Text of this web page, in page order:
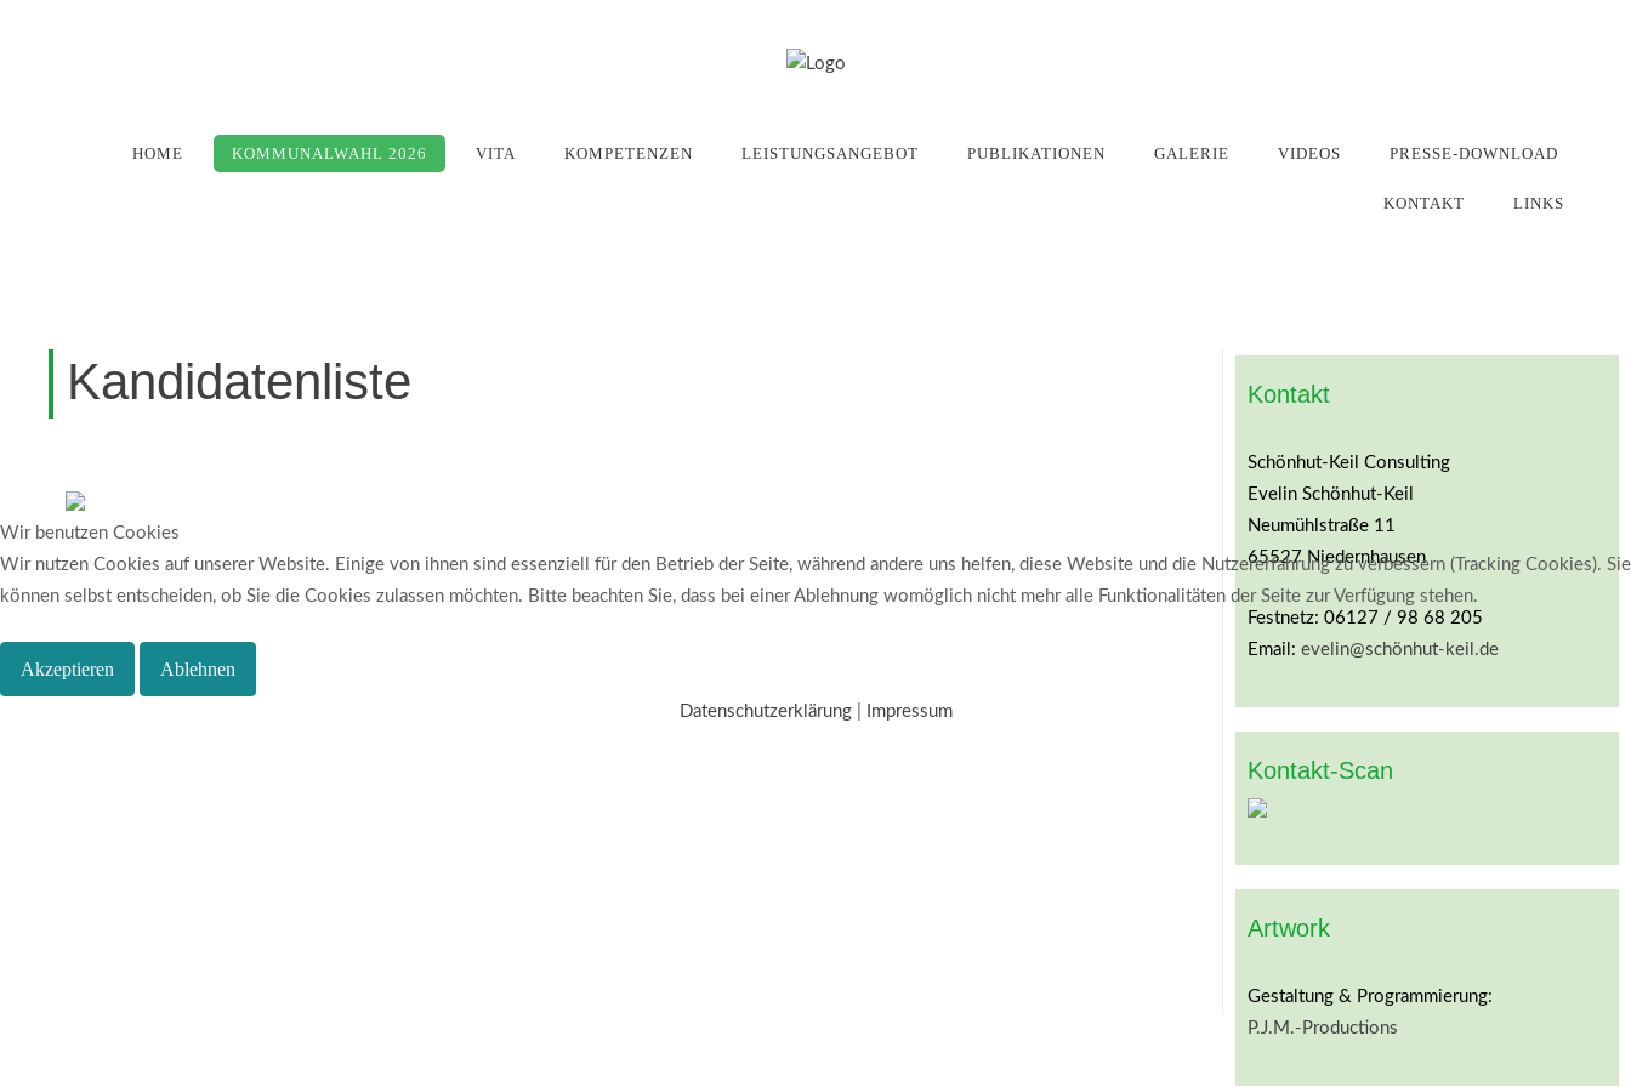
HOME KOMMUNALWAHL 2026 VITA KOMPETENZEN LEISTUNGSANGEBOT PUBLIKATIONEN GALERIE VIDEOS PRESSE-DOWNLOAD
KONTAKT LINKS
Kontakt
Schönhut-Keil Consulting
Evelin Schönhut-Keil
Neumühlstraße 11
65527 Niedernhausen
Festnetz: 06127 / 98 68 205
Email: evelin@schönhut-keil.de
Kontakt-Scan
Artwork
Gestaltung & Programmierung:
P.J.M.-Productions
Kandidatenliste
Wir benutzen Cookies
Wir nutzen Cookies auf unserer Website. Einige von ihnen sind essenziell für den Betrieb der Seite, während andere uns helfen, diese Website und die Nutzererfahrung zu verbessern (Tracking Cookies). Sie
können selbst entscheiden, ob Sie die Cookies zulassen möchten. Bitte beachten Sie, dass bei einer Ablehnung womöglich nicht mehr alle Funktionalitäten der Seite zur Verfügung stehen.
Akzeptieren Ablehnen
Datenschutzerklärung| Impressum